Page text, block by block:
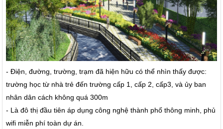
- Điện, đường, trường, trạm đã hiện hữu có thể nhìn thấy được:
trường học từ nhà trẻ đến trường cấp 1, cấp 2, cấp3, và ủy ban
nhân dân cách không quá 300m
- Là đô thị đầu tiên áp dụng công nghệ thành phố thông minh, phủ
wifi miễn phí toàn dự án.